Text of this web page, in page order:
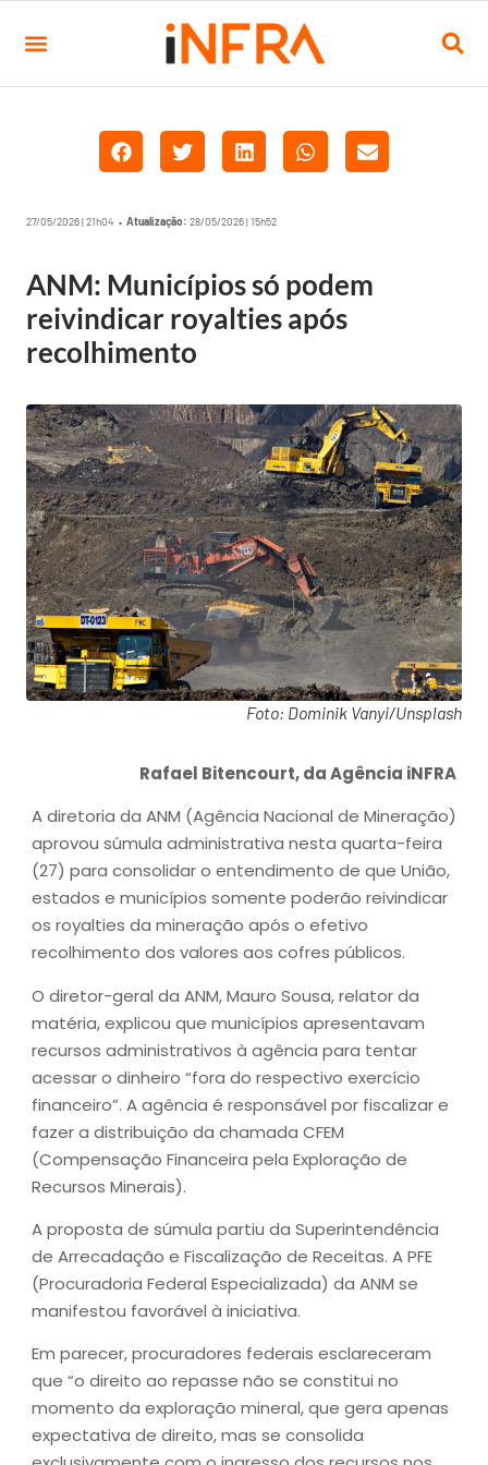
27/05/2026 | 21h04 • Atualização: 28/05/2026 | 15h52
ANM: Municípios só podem
reivindicar royalties após
recolhimento
Foto: Dominik Vanyi/Unsplash
Rafael Bitencourt, da Agência iNFRA
A diretoria da ANM (Agência Nacional de Mineração)
aprovou súmula administrativa nesta quarta-feira
(27) para consolidar o entendimento de que União,
estados e municípios somente poderão reivindicar
os royalties da mineração após o efetivo
recolhimento dos valores aos cofres públicos.
O diretor-geral da ANM, Mauro Sousa, relator da
matéria, explicou que municípios apresentavam
recursos administrativos à agência para tentar
acessar o dinheiro “fora do respectivo exercício
financeiro”. A agência é responsável por fiscalizar e
fazer a distribuição da chamada CFEM
(Compensação Financeira pela Exploração de
Recursos Minerais).
A proposta de súmula partiu da Superintendência
de Arrecadação e Fiscalização de Receitas. A PFE
(Procuradoria Federal Especializada) da ANM se
manifestou favorável à iniciativa.
Em parecer, procuradores federais esclareceram
que “o direito ao repasse não se constitui no
momento da exploração mineral, que gera apenas
expectativa de direito, mas se consolida